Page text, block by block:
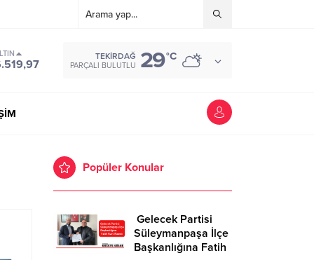
TEKIRDAĞ
PARÇALI BULUTLU 29°C
Popüler Konular
Gelecek Partisi
Süleymanpaşa İlçe
Başkanlığına Fatih